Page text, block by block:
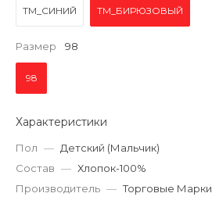
ТМ_СИНИЙ ТМ_БИРЮЗОВЫЙ
Размер 98
98
Характеристики
Пол — Детский (Мальчик)
Состав — Хлопок-100%
Производитель — Торговые Марки